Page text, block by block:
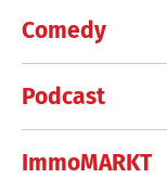
Comedy
Podcast
ImmoMARKT